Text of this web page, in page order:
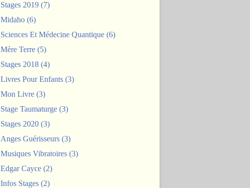
Stages 2019 (7)
Midaho (6)
Sciences Et Médecine Quantique (6)
Mère Terre (5)
Stages 2018 (4)
Livres Pour Enfants (3)
Mon Livre (3)
Stage Taumaturge (3)
Stages 2020 (3)
Anges Guérisseurs (3)
Musiques Vibratoires (3)
Edgar Cayce (2)
Infos Stages (2)